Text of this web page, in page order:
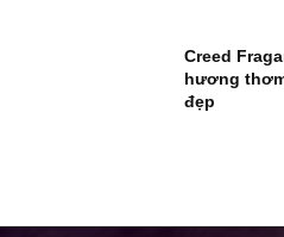
Creed
hương
đẹp